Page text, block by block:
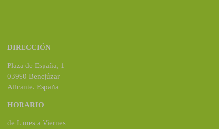
DIRECCIÓN
Plaza de España, 1
03990 Benejúzar
Alicante. España
HORARIO
de Lunes a Viernes